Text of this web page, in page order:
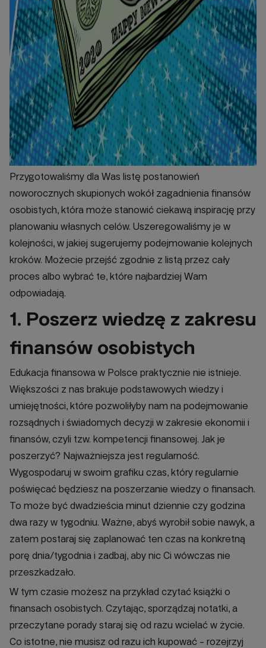
Przygotowaliśmy dla Was listę postanowień
noworocznych skupionych wokół zagadnienia finansów
osobistych, która może stanowić ciekawą inspirację przy
planowaniu własnych celów. Uszeregowaliśmy je w
kolejności, w jakiej sugerujemy podejmowanie kolejnych
kroków. Możecie przejść zgodnie z listą przez cały
proces albo wybrać te, które najbardziej Wam
odpowiadają.
1. Poszerz wiedzę z zakresu
finansów osobistych
Edukacja finansowa w Polsce praktycznie nie istnieje.
Większości z nas brakuje podstawowych wiedzy i
umiejętności, które pozwoliłyby nam na podejmowanie
rozsądnych i świadomych decyzji w zakresie ekonomii i
finansów, czyli tzw. kompetencji finansowej. Jak je
poszerzyć? Najważniejsza jest regularność.
Wygospodaruj w swoim grafiku czas, który regularnie
poświęcać będziesz na poszerzanie wiedzy o finansach.
To może być dwadzieścia minut dziennie czy godzina
dwa razy w tygodniu. Ważne, abyś wyrobił sobie nawyk, a
zatem postaraj się zaplanować ten czas na konkretną
porę dnia/tygodnia i zadbaj, aby nic Ci wówczas nie
przeszkadzało.
W tym czasie możesz na przykład czytać książki o
finansach osobistych. Czytając, sporządzaj notatki, a
przeczytane porady staraj się od razu wcielać w życie.
Co istotne, nie musisz od razu ich kupować - rozejrzyj